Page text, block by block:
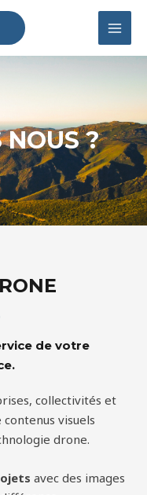
NOUS ?
de votre
collectivités et
visuels
drone.
avec des images